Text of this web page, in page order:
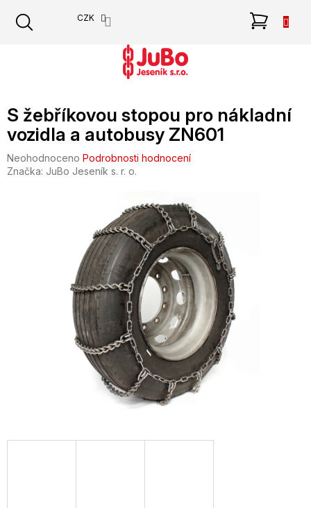
obsah
CZK
S žebříkovou stopou pro nákladní
vozidla a autobusy ZN601
Průměrné
hodnocení
Neohodnoceno Podrobnosti hodnocení
Značka: JuBo Jeseník s. r. o.